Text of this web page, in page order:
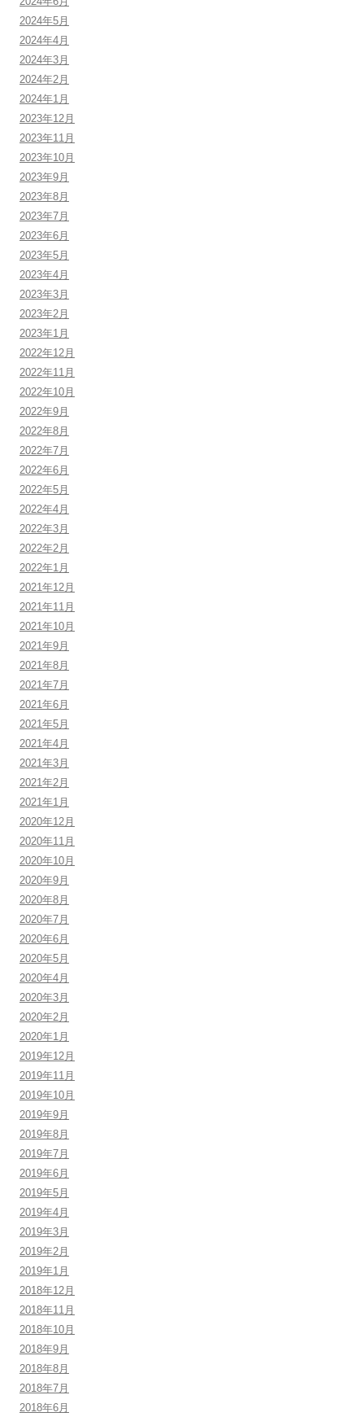
2024年5月
2024年4月
2024年3月
2024年2月
2024年1月
2023年12月
2023年11月
2023年10月
2023年9月
2023年8月
2023年7月
2023年6月
2023年5月
2023年4月
2023年3月
2023年2月
2023年1月
2022年12月
2022年11月
2022年10月
2022年9月
2022年8月
2022年7月
2022年6月
2022年5月
2022年4月
2022年3月
2022年2月
2022年1月
2021年12月
2021年11月
2021年10月
2021年9月
2021年8月
2021年7月
2021年6月
2021年5月
2021年4月
2021年3月
2021年2月
2021年1月
2020年12月
2020年11月
2020年10月
2020年9月
2020年8月
2020年7月
2020年6月
2020年5月
2020年4月
2020年3月
2020年2月
2020年1月
2019年12月
2019年11月
2019年10月
2019年9月
2019年8月
2019年7月
2019年6月
2019年5月
2019年4月
2019年3月
2019年2月
2019年1月
2018年12月
2018年11月
2018年10月
2018年9月
2018年8月
2018年7月
2018年6月